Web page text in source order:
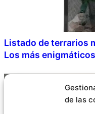
de las
Listado de terrarios
Los más enigmáticos